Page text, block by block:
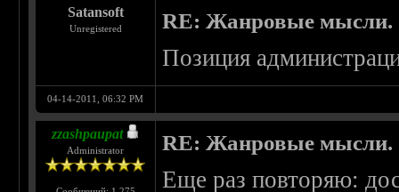
Satansoft
Unregistered RE: Жанровые мысли.
Позиция
04-14-2011, 06:32 PM
zzashpaupat
Administrator RE: Жанровые мысли.
Еще раз повторяю: